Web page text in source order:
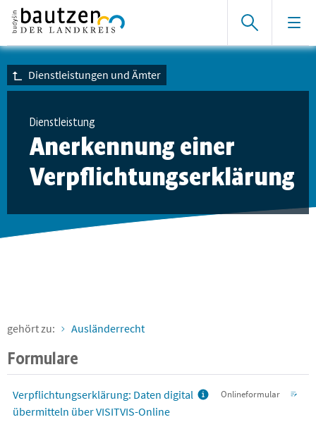
Dienstleistungen und Ämter
Dienstleistung
Anerkennung einer
Verpflichtungserklärung
gehört zu: Ausländerrecht
Formulare
Verpflichtungserklärung: Daten digital
übermitteln über VISITVIS-Online
Onlineformular